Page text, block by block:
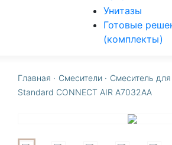
Унитазы
Готовые
(комплекты)
Главная · Смесители · Смеситель
Standard CONNECT AIR A7032AA